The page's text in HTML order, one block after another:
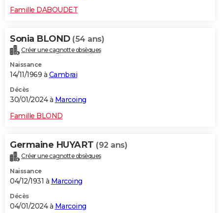
Famille DABOUDET
Sonia BLOND (54 ans)
Créer une cagnotte obsèques
Naissance
14/11/1969 à Cambrai
Décès
30/01/2024 à Marcoing
Famille BLOND
Germaine HUYART (92 ans)
Créer une cagnotte obsèques
Naissance
04/12/1931 à Marcoing
Décès
04/01/2024 à Marcoing